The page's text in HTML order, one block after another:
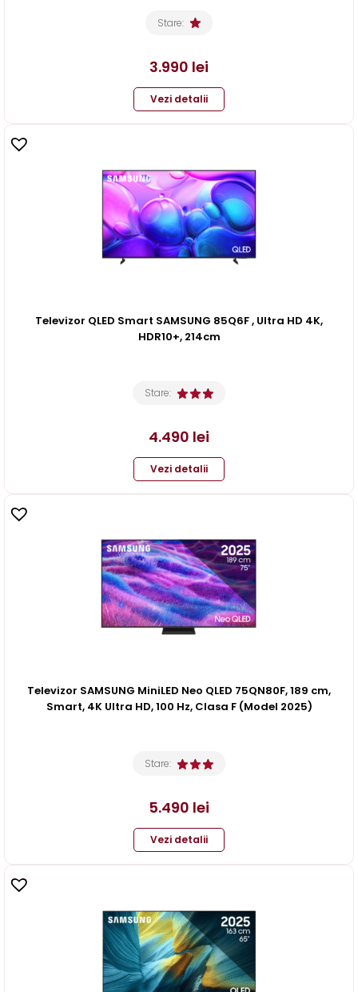
Stare:
3.990 lei
Vezi detalii
Televizor QLED Smart SAMSUNG 85Q6F , Ultra HD 4K,
HDR10+, 214cm
Stare:
4.490 lei
Vezi detalii
Televizor SAMSUNG MiniLED Neo QLED 75QN80F, 189 cm,
Smart, 4K Ultra HD, 100 Hz, Clasa F (Model 2025)
Stare:
5.490 lei
Vezi detalii